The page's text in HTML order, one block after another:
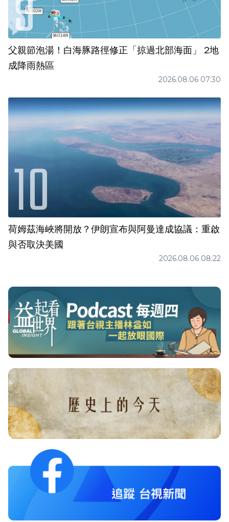
父親節泡湯！白海豚路徑修正「掠過北部海面」 2地
成降雨熱區
2026.08.06 07:30
荷姆茲海峽將開放？伊朗宣布與阿曼達成協議：重啟
與否取決美國
2026.08.06 08:22